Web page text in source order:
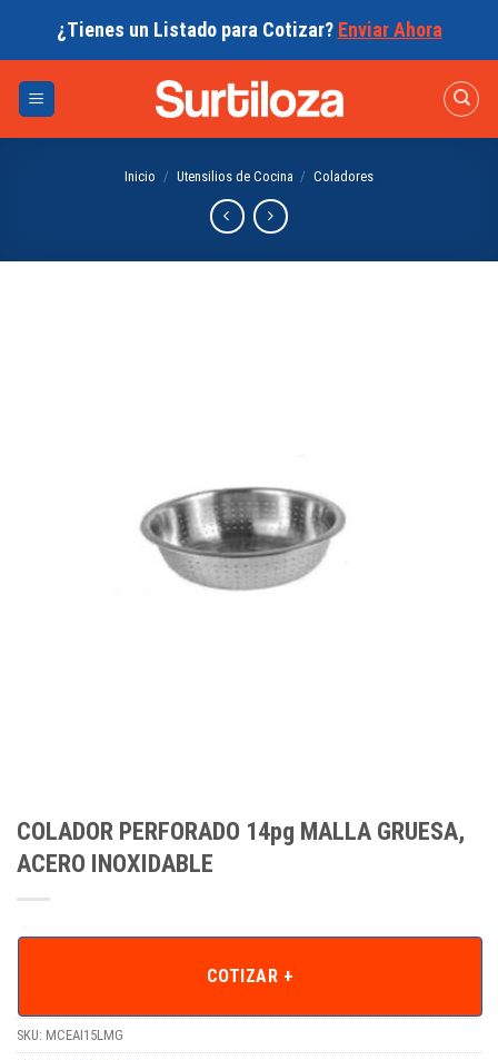
¿Tienes un Listado para Cotizar? Enviar Ahora
Inicio / Utensilios de Cocina / Coladores
COLADOR PERFORADO 14pg MALLA GRUESA,
ACERO INOXIDABLE
COTIZAR +
SKU: MCEAI15LMG